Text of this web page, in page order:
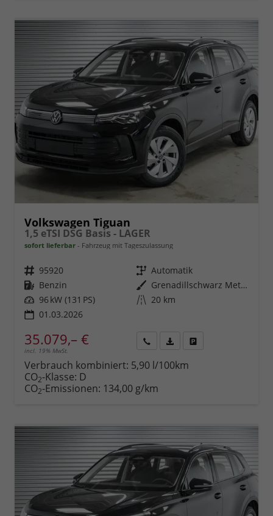
Volkswagen Tiguan
1,5 eTSI DSG Basis - LAGER
sofort lieferbar Fahrzeug mit Tageszulassung
Fahrzeugnr. 95920 Getriebe Automatik
Kraftstoff Benzin Außenfarbe
Grenadillschwarz Metallic (0E)
Leistung 96 kW (131 PS) Kilometerstand 20 km
01.03.2026
35.079,– €
incl. 19% MwSt.
anfordern
Datei,
Verbrauch kombiniert: 5,90 l/100km
CO2-Klasse: D
CO2-Emissionen: 134,00 g/km